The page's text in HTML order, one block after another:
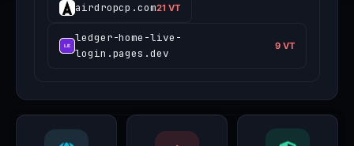
airdropcp.com21 VT
ledger-home-live-
login.pages.dev
9 VT